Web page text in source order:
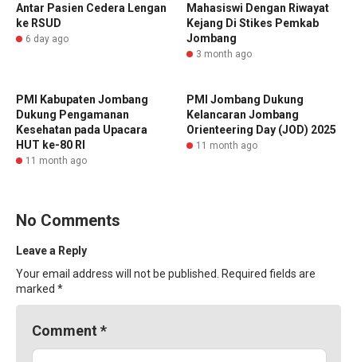
Antar Pasien Cedera Lengan
ke RSUD
6 day ago
Mahasiswi Dengan Riwayat
Kejang Di Stikes Pemkab
Jombang
3 month ago
PMI Kabupaten Jombang
Dukung Pengamanan
Kesehatan pada Upacara
HUT ke-80 RI
11 month ago
PMI Jombang Dukung
Kelancaran Jombang
Orienteering Day (JOD) 2025
11 month ago
No Comments
Leave a Reply
Your email address will not be published.
Required fields are
marked *
Comment *